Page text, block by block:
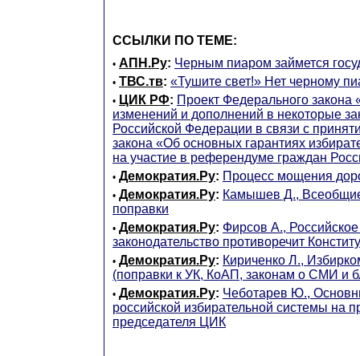
ССЫЛКИ ПО ТЕМЕ:
• АПН.Ру: Черным пиаром займется
• ТВС.тв: «Тушите свет!» Нет черному
• ЦИК РФ: Проект Федерального закона
изменений и дополнений в некоторые
Российской Федерации в связи с
закона «Об основных гарантиях
на участие в референдуме граждан
• Демократия.Ру: Процесс мощения
• Демократия.Ру: Камышев Д.,
поправки
• Демократия.Ру: Фирсов А.,
законодательство противоречит
• Демократия.Ру: Кириченко Л.,
(поправки к УК, КоАП, законам о СМИ и
• Демократия.Ру: Чеботарев Ю.,
российской избирательной системы на
председателя ЦИК